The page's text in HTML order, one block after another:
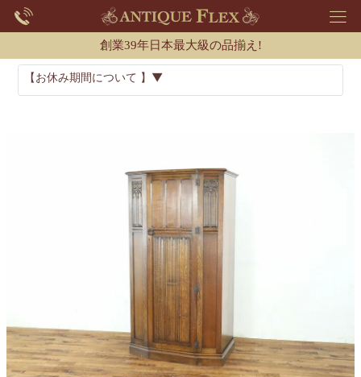
創業39年日本最大級の品揃え!
【お休み期間について 】▼